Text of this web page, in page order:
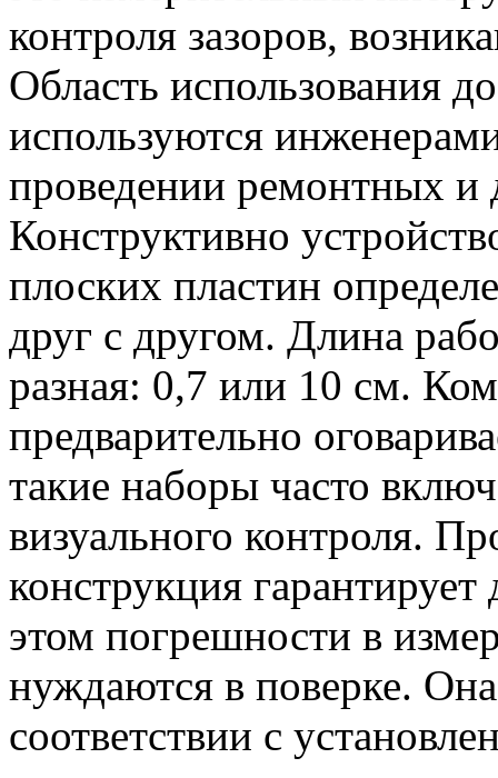
контроля зазоров,
Область использования
используются
проведении ремонтных и
Конструктивно
плоских пластин
друг с другом. Длина
разная: 0,7 или 10 см.
предварительно
такие наборы часто
визуального контроля.
конструкция
этом погрешности в
нуждаются в поверке.
соответствии с